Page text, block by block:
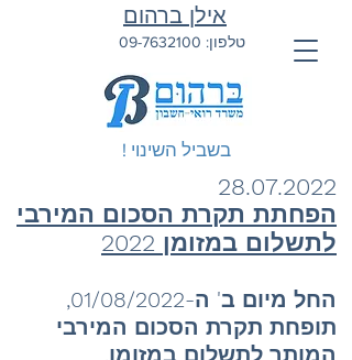
טלפון: 09-7632100
אילן ברהום
בשביל השינוי !
28.07.2022
הפחתת תקרת הסכום המירבי
לתשלום במזומן 2022
החל מיום ב' ה-01/08/2022,
תופחת תקרת הסכום המירבי
המותר לתשלום במזומן,